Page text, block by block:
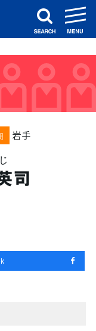
search
岩手
司